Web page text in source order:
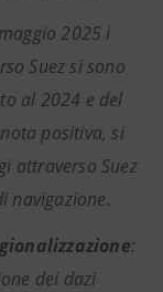
2025 i
Suez si sono
al 2024 e del
positiva, si
attraverso Suez
navigazione.
:
dei dazi